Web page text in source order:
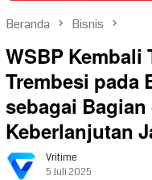
Beranda Bisnis
WSBP Kembali
Trembesi pada
sebagai
Keberlanjutan
Vritime
5 Juli 2025